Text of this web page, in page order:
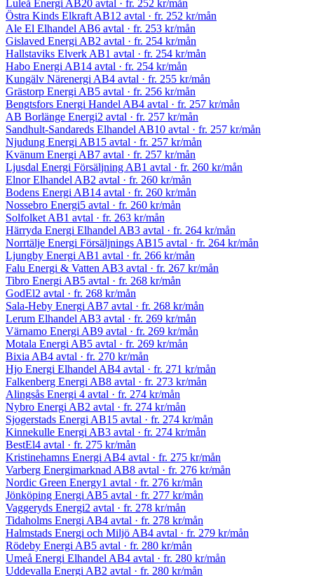
Luleå Energi AB20 avtal · fr. 252 kr/mån
Östra Kinds Elkraft AB12 avtal · fr. 252 kr/mån
Ale El Elhandel AB6 avtal · fr. 253 kr/mån
Gislaved Energi AB2 avtal · fr. 254 kr/mån
Hallstaviks Elverk AB1 avtal · fr. 254 kr/mån
Habo Energi AB14 avtal · fr. 254 kr/mån
Kungälv Närenergi AB4 avtal · fr. 255 kr/mån
Grästorp Energi AB5 avtal · fr. 256 kr/mån
Bengtsfors Energi Handel AB4 avtal · fr. 257 kr/mån
AB Borlänge Energi2 avtal · fr. 257 kr/mån
Sandhult-Sandareds Elhandel AB10 avtal · fr. 257 kr/mån
Njudung Energi AB15 avtal · fr. 257 kr/mån
Kvänum Energi AB7 avtal · fr. 257 kr/mån
Ljusdal Energi Försäljning AB1 avtal · fr. 260 kr/mån
Elnor Elhandel AB2 avtal · fr. 260 kr/mån
Bodens Energi AB14 avtal · fr. 260 kr/mån
Nossebro Energi5 avtal · fr. 260 kr/mån
Solfolket AB1 avtal · fr. 263 kr/mån
Härryda Energi Elhandel AB3 avtal · fr. 264 kr/mån
Norrtälje Energi Försäljnings AB15 avtal · fr. 264 kr/mån
Ljungby Energi AB1 avtal · fr. 266 kr/mån
Falu Energi & Vatten AB3 avtal · fr. 267 kr/mån
Tibro Energi AB5 avtal · fr. 268 kr/mån
GodEl2 avtal · fr. 268 kr/mån
Sala-Heby Energi AB7 avtal · fr. 268 kr/mån
Lerum Elhandel AB3 avtal · fr. 269 kr/mån
Värnamo Energi AB9 avtal · fr. 269 kr/mån
Motala Energi AB5 avtal · fr. 269 kr/mån
Bixia AB4 avtal · fr. 270 kr/mån
Hjo Energi Elhandel AB4 avtal · fr. 271 kr/mån
Falkenberg Energi AB8 avtal · fr. 273 kr/mån
Alingsås Energi 4 avtal · fr. 274 kr/mån
Nybro Energi AB2 avtal · fr. 274 kr/mån
Sjogerstads Energi AB15 avtal · fr. 274 kr/mån
Kinnekulle Energi AB3 avtal · fr. 274 kr/mån
BestEl4 avtal · fr. 275 kr/mån
Kristinehamns Energi AB4 avtal · fr. 275 kr/mån
Varberg Energimarknad AB8 avtal · fr. 276 kr/mån
Nordic Green Energy1 avtal · fr. 276 kr/mån
Jönköping Energi AB5 avtal · fr. 277 kr/mån
Vaggeryds Energi2 avtal · fr. 278 kr/mån
Tidaholms Energi AB4 avtal · fr. 278 kr/mån
Halmstads Energi och Miljö AB4 avtal · fr. 279 kr/mån
Rödeby Energi AB5 avtal · fr. 280 kr/mån
Umeå Energi Elhandel AB4 avtal · fr. 280 kr/mån
Uddevalla Energi AB2 avtal · fr. 280 kr/mån